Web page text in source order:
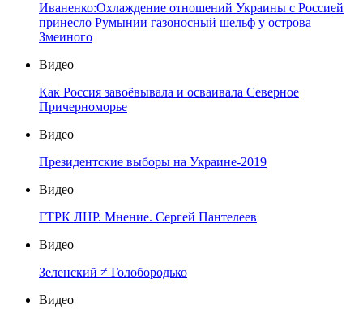
Иваненко:Охлаждение отношений Украины с Россией
принесло Румынии газоносный шельф у острова
Змеиного
Видео
Как Россия завоёвывала и осваивала Северное
Причерноморье
Видео
Президентские выборы на Украине-2019
Видео
ГТРК ЛНР. Мнение. Сергей Пантелеев
Видео
Зеленский ≠ Голобородько
Видео